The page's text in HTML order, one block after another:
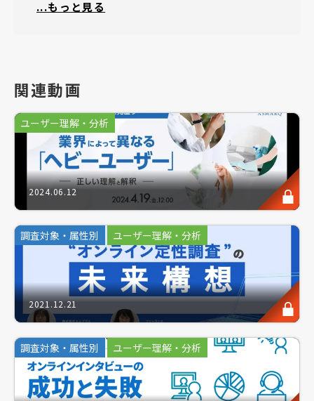
欲を言えば、その対象者の発言が生まれた行動文脈を
計るために、一人ひとりのバックボーンも知りたいと
ころです。
そこで活用できる素材の一つとして「カスタマージャ
ーニー」が挙げられます。
カスタマージャーニーとは？
顧客が商品を認知し学び比較検討の末、購入（もしく
たとえて「カスタマージャーニー（顧客の旅）」と呼
びます。
顧客の行動を時系列に並べ、ポイントごとに顧客の感
...もっと見る
関連動画
ユーザー理解・分析
2024.06.12
調査対象・属性別 ユーザー理解・分析
2021.12.21
調査対象・属性別 ユーザー理解・分析